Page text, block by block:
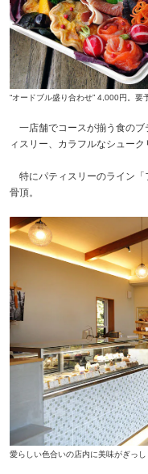
“オードブル盛り合わせ” 4,000円。要
一店舗でコースが揃う食のブ
ィスリー、カラフルなシューク
特にパティスリーのライン「
骨頂。
愛らしい色合いの店内に美味がぎっし